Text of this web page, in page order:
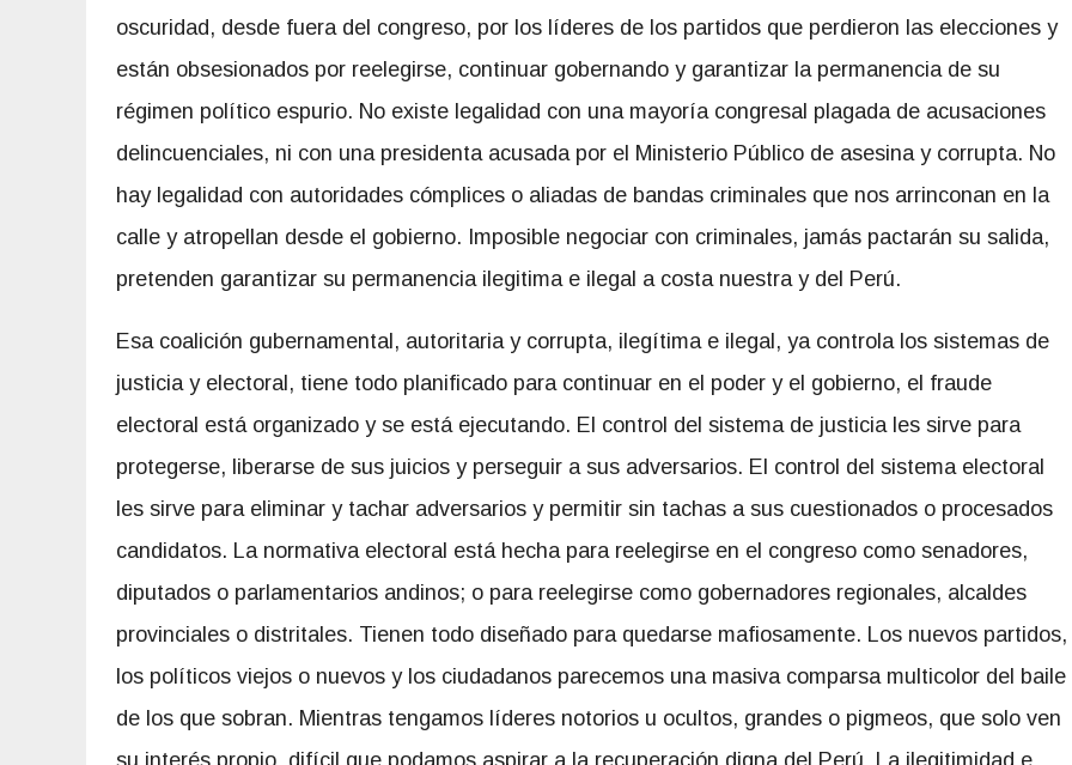
oscuridad, desde fuera del congreso, por los líderes de los partidos que perdieron las elecciones y
están obsesionados por reelegirse, continuar gobernando y garantizar la permanencia de su
régimen político espurio. No existe legalidad con una mayoría congresal plagada de acusaciones
delincuenciales, ni con una presidenta acusada por el Ministerio Público de asesina y corrupta. No
hay legalidad con autoridades cómplices o aliadas de bandas criminales que nos arrinconan en la
calle y atropellan desde el gobierno. Imposible negociar con criminales, jamás pactarán su salida,
pretenden garantizar su permanencia ilegitima e ilegal a costa nuestra y del Perú.
Esa coalición gubernamental, autoritaria y corrupta, ilegítima e ilegal, ya controla los sistemas de
justicia y electoral, tiene todo planificado para continuar en el poder y el gobierno, el fraude
electoral está organizado y se está ejecutando. El control del sistema de justicia les sirve para
protegerse, liberarse de sus juicios y perseguir a sus adversarios. El control del sistema electoral
les sirve para eliminar y tachar adversarios y permitir sin tachas a sus cuestionados o procesados
candidatos. La normativa electoral está hecha para reelegirse en el congreso como senadores,
diputados o parlamentarios andinos; o para reelegirse como gobernadores regionales, alcaldes
provinciales o distritales. Tienen todo diseñado para quedarse mafiosamente. Los nuevos partidos,
los políticos viejos o nuevos y los ciudadanos parecemos una masiva comparsa multicolor del baile
de los que sobran. Mientras tengamos líderes notorios u ocultos, grandes o pigmeos, que solo ven